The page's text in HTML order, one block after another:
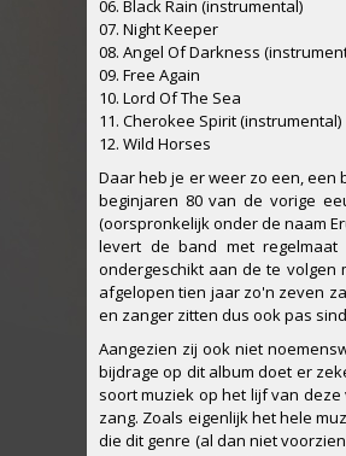
06. Black Rain (instrumental)
07. Night Keeper
08. Angel Of Darkness
09. Free Again
10. Lord Of The Sea
11. Cherokee Spirit (instrumental)
12. Wild Horses
Daar heb je er weer zo een, een
beginjaren 80 van de vorige
(oorspronkelijk onder de naam
levert de band met
ondergeschikt aan de te volgen
afgelopen tien jaar zo'n zeven
en zanger zitten dus ook pas
Aangezien zij ook niet
bijdrage op dit album doet er
soort muziek op het lijf van
zang. Zoals eigenlijk het hele
die dit genre (al dan niet